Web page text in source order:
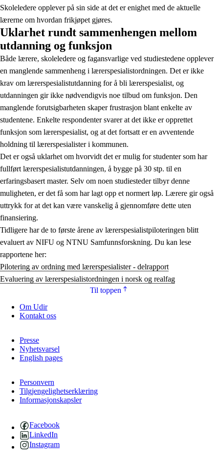
Skoleledere opplever på sin side at det er enighet med de aktuelle
lærerne om hvordan frikjøpet gjøres.
Uklarhet rundt sammenhengen mellom
utdanning og funksjon
Både lærere, skoleledere og fagansvarlige ved studiestedene opplever
en manglende sammenheng i lærerspesialistordningen. Det er ikke
krav om lærerspesialistutdanning for å bli lærerspesialist, og
utdanningen gir ikke nødvendigvis noe tilbud om funksjon. Den
manglende forutsigbarheten skaper frustrasjon blant enkelte av
studentene. Enkelte respondenter svarer at det ikke er opprettet
funksjon som lærerspesialist, og at det fortsatt er en avventende
holdning til lærerspesialister i kommunen.
Det er også uklarhet om hvorvidt det er mulig for studenter som har
fullført lærerspesialistutdanningen, å bygge på 30 stp. til en
erfaringsbasert master. Selv om noen studiesteder tilbyr denne
muligheten, er det få som har lagt opp et normert løp. Lærere gir også
uttrykk for at det kan være vanskelig å gjennomføre dette uten
finansiering.
Tidligere har de to første årene av lærerspesialistpiloteringen blitt
evaluert av NIFU og NTNU Samfunnsforskning. Du kan lese
rapportene her:
Pilotering av ordning med lærerspesialister - delrapport
Evaluering av lærerspesialistordningen i norsk og realfag
Til toppen
Om Udir
Kontakt oss
Presse
Nyhetsvarsel
English pages
Personvern
Tilgjengelighetserklæring
Informasjonskapsler
Facebook
LinkedIn
Instagram